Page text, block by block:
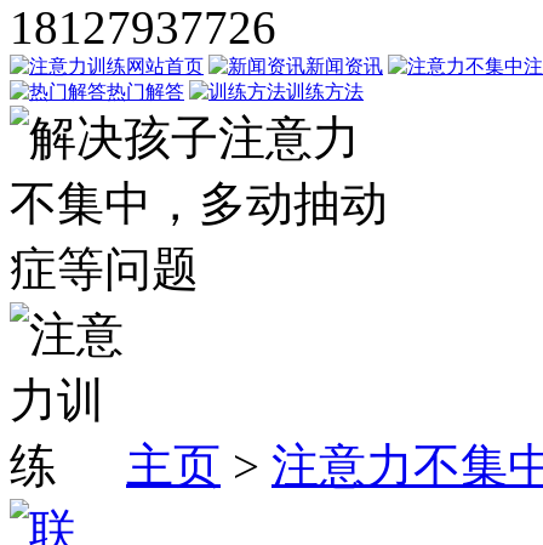
18127937726
网站首页 新闻资讯
热门解答
训练方法
主页 > 注意力不集